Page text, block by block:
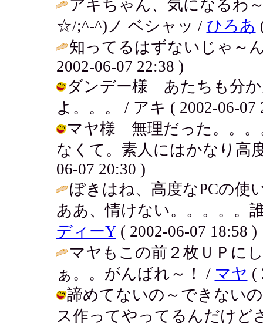
アキちゃん、気になるわ
☆/;^-^)ノ ベシャッ / ひろあ
知ってるはずないじゃ～
2002-06-07 22:38 )
ダンデー様 あたちも分か
よ。。。 / アキ ( 2002-06-07
マヤ様 無理だった。。。
なくて。素人にはかなり高
06-07 20:30 )
ぼきはね、高度なPCの使
ああ、情けない。。。。。
ディーY( 2002-06-07 18:58 )
マヤもこの前２枚ＵＰに
ぁ。。がんばれ～！ / マヤ (
諦めてないの～できない
ス作ってやってるんだけど